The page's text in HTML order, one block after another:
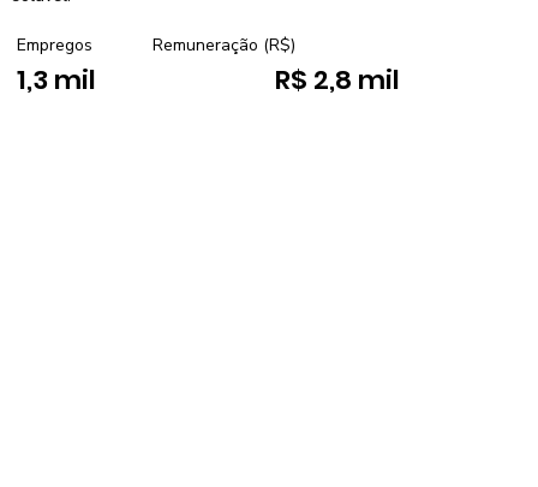
Empregos
1,3 mil
Remuneração (R$)
R$ 2,8 mil